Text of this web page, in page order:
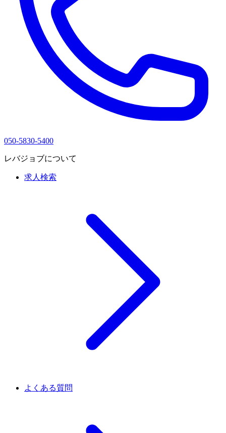
050-5830-5400
レバジョブについて
求人検索
よくある質問